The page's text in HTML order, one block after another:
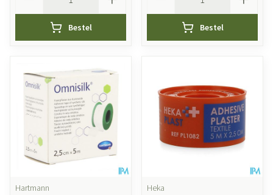
Bestel Bestel
Hartmann
Heka